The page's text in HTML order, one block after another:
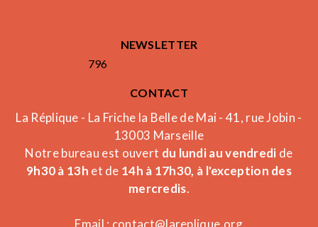
NEWSLETTER
796
CONTACT
La Réplique - La Friche la Belle de Mai - 41, rue Jobin -
13003 Marseille
Notre bureau est ouvert du lundi au vendredi de
9h30 à 13h et de 14h à 17h30, à l'exception des
mercredis.
Email : contact@lareplique.org